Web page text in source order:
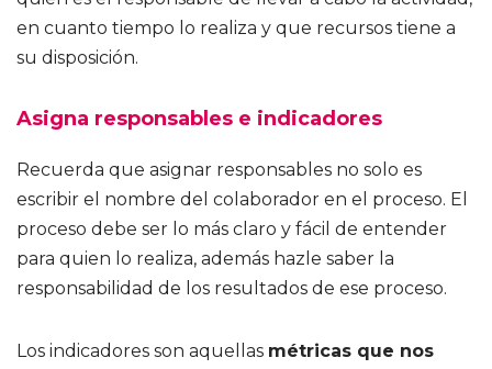
en cuanto tiempo lo realiza y que recursos tiene a
su disposición.
Asigna responsables e indicadores
Recuerda que asignar responsables no solo es
escribir el nombre del colaborador en el proceso. El
proceso debe ser lo más claro y fácil de entender
para quien lo realiza, además hazle saber la
responsabilidad de los resultados de ese proceso.
Los indicadores son aquellas métricas que nos